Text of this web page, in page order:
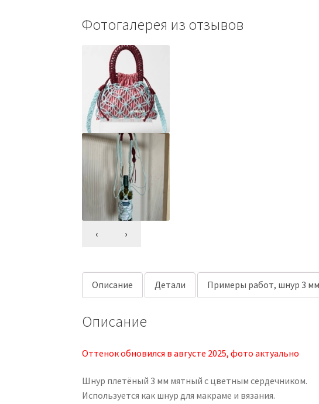
Фотогалерея из отзывов
‹ ›
Описание Детали Примеры работ, шнур 3
Описание
Оттенок обновился в августе 2025, фото актуально
Шнур плетёный 3 мм мятный с цветным сердечником.
Используется как шнур для макраме и вязания.